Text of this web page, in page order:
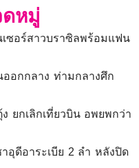
หมู่
ซอร์สาวบราซิลพร้อมแฟน
ออกกลาง ท่ามกลางศึก
ยกเลิกเที่ยวบิน อพยพกว่า
อุดีอาระเบีย 2 ลำ หลังปิด